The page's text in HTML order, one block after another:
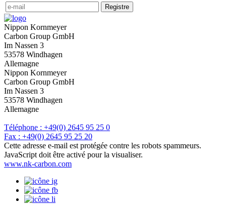
Registre
Nippon Kornmeyer
Carbon Group GmbH
Im Nassen 3
53578 Windhagen
Allemagne
Nippon Kornmeyer
Carbon Group GmbH
Im Nassen 3
53578 Windhagen
Allemagne
Téléphone : +49(0) 2645 95 25 0
Fax : +49(0) 2645 95 25 20
Cette adresse e-mail est protégée contre les robots spammeurs.
JavaScript doit être activé pour la visualiser.
www.nk-carbon.com